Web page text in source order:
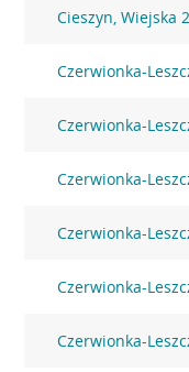
Cieszyn, Wiejska 2
Czerwionka-
Czerwionka-
Czerwionka-
Czerwionka-
Czerwionka-
Czerwionka-